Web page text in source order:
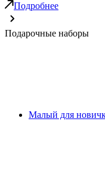
Подробнее
Подарочные наборы
Малый для